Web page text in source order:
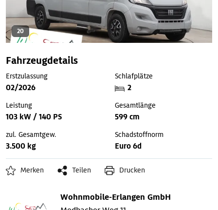
20
Fahrzeugdetails
Erstzulassung
02/2026
Schlafplätze
2
Leistung
103 kW / 140 PS
Gesamtlänge
599 cm
zul. Gesamtgew.
3.500 kg
Schadstoffnorm
Euro 6d
Merken Teilen Drucken
Wohnmobile-Erlangen GmbH